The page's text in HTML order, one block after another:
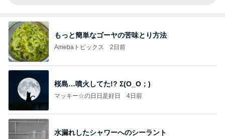
もっと簡単なゴーヤの苦味とり方法
Amebaトピックス 2日前
桜島…噴火してた!? Σ(O_O；)
マッキー☆の日日是好日 4日前
水漏れしたシャワーへのシーラント